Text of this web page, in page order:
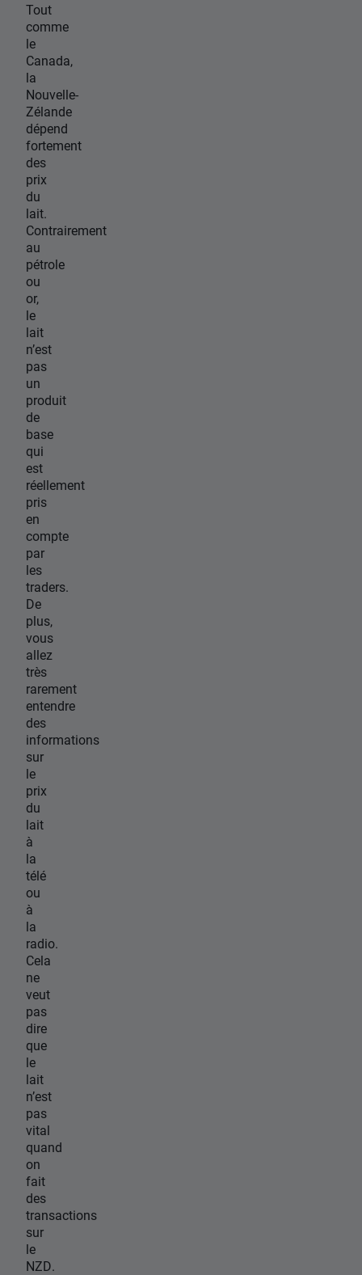
Tout
comme
le
Canada,
la
Nouvelle-
Zélande
dépend
fortement
des
prix
du
lait.
Contrairement
au
pétrole
ou
or,
le
lait
n’est
pas
un
produit
de
base
qui
est
réellement
pris
en
compte
par
les
traders.
De
plus,
vous
allez
très
rarement
entendre
des
informations
sur
le
prix
du
lait
à
la
télé
ou
à
la
radio.
Cela
ne
veut
pas
dire
que
le
lait
n’est
pas
vital
quand
on
fait
des
transactions
sur
le
NZD.